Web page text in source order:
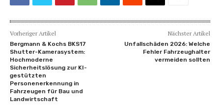
Vorheriger Artikel
Bergmann & Kochs BKS17
Shutter-Kamerasystem:
Hochmoderne
Sicherheitslösung zur KI-
gestützten
Personenerkennung in
Fahrzeugen für Bau und
Landwirtschaft
Nächster Artikel
Unfallschäden 2026: Welche
Fehler Fahrzeughalter
vermeiden sollten